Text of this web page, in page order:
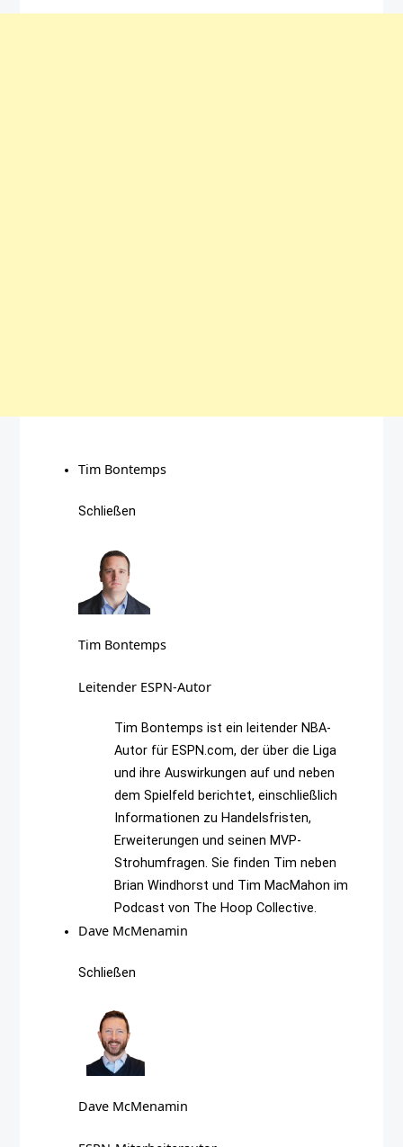
Tim Bontemps
Schließen
Tim Bontemps
Leitender ESPN-Autor
Tim Bontemps ist ein leitender NBA-
Autor für ESPN.com, der über die Liga
und ihre Auswirkungen auf und neben
dem Spielfeld berichtet, einschließlich
Informationen zu Handelsfristen,
Erweiterungen und seinen MVP-
Strohumfragen. Sie finden Tim neben
Brian Windhorst und Tim MacMahon im
Podcast von The Hoop Collective.
Dave McMenamin
Schließen
Dave McMenamin